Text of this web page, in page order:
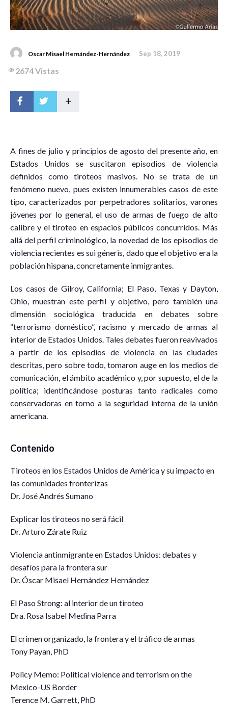
Oscar Misael Hernández-Hernández Sep 18, 2019
2674 Vistas
+
A fines de julio y principios de agosto del presente año, en
Estados Unidos se suscitaron episodios de violencia
definidos como tiroteos masivos. No se trata de un
fenómeno nuevo, pues existen innumerables casos de este
tipo, caracterizados por perpetradores solitarios, varones
jóvenes por lo general, el uso de armas de fuego de alto
calibre y el tiroteo en espacios públicos concurridos. Más
allá del perfil criminológico, la novedad de los episodios de
violencia recientes es sui géneris, dado que el objetivo era la
población hispana, concretamente inmigrantes.
Los casos de Gilroy, California; El Paso, Texas y Dayton,
Ohio, muestran este perfil y objetivo, pero también una
dimensión sociológica traducida en debates sobre
“terrorismo doméstico”, racismo y mercado de armas al
interior de Estados Unidos. Tales debates fueron reavivados
a partir de los episodios de violencia en las ciudades
descritas, pero sobre todo, tomaron auge en los medios de
comunicación, el ámbito académico y, por supuesto, el de la
política; identificándose posturas tanto radicales como
conservadoras en torno a la seguridad interna de la unión
americana.
Contenido
Tiroteos en los Estados Unidos de América y su impacto en
las comunidades fronterizas
Dr. José Andrés Sumano
Explicar los tiroteos no será fácil
Dr. Arturo Zárate Ruiz
Violencia antinmigrante en Estados Unidos: debates y
desafíos para la frontera sur
Dr. Óscar Misael Hernández Hernández
El Paso Strong: al interior de un tiroteo
Dra. Rosa Isabel Medina Parra
El crimen organizado, la frontera y el tráfico de armas
Tony Payan, PhD
Policy Memo: Political violence and terrorism on the
Mexico-US Border
Terence M. Garrett, PhD